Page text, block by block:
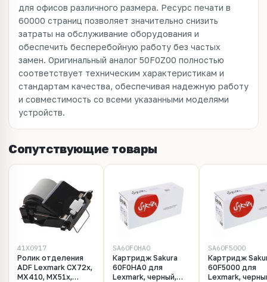
для офисов различного размера. Ресурс печати в
60000 страниц позволяет значительно снизить
затраты на обслуживание оборудования и
обеспечить бесперебойную работу без частых
замен. Оригинальный аналог 50F0Z00 полностью
соответствует техническим характеристикам и
стандартам качества, обеспечивая надежную работу
и совместимость со всеми указанными моделями
устройств.
Сопутствующие товары
41X0917
Ролик отделения
ADF Lexmark CX72x,
MX410, MX51x,
SA60F0HA0
Картридж Sakura
60F0HA0 для
Lexmark, черный,
SA60F5000
Картридж
60F5000 для
Lexmark,